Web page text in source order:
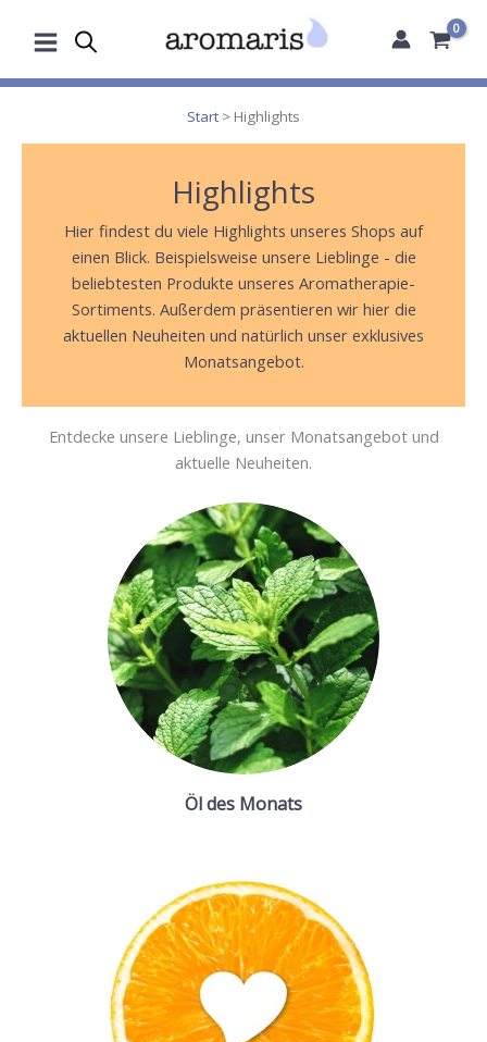
Inhalt
Start > Highlights
Highlights
Hier findest du viele Highlights unseres Shops auf
einen Blick. Beispielsweise unsere Lieblinge - die
beliebtesten Produkte unseres Aromatherapie-
Sortiments. Außerdem präsentieren wir hier die
aktuellen Neuheiten und natürlich unser exklusives
Monatsangebot.
Entdecke unsere Lieblinge, unser Monatsangebot und
aktuelle Neuheiten.
Öl des Monats